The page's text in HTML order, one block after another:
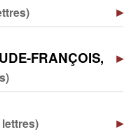
FRANÇOIS,
lettres)